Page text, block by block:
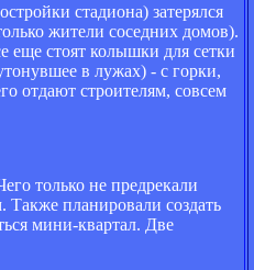
стадиона) затерялся
жители соседних домов).
еще стоят колышки для сетки
в лужах) - с горки,
отдают строителям, совсем
только не предрекали
Также планировали создать
мини-квартал. Две